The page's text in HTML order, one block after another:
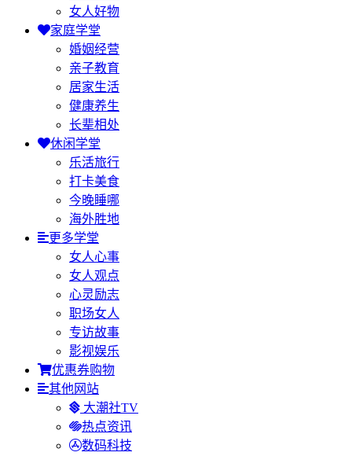
女人好物
家庭学堂
婚姻经营
亲子教育
居家生活
健康养生
长辈相处
休闲学堂
乐活旅行
打卡美食
今晚睡哪
海外胜地
更多学堂
女人心事
女人观点
心灵励志
职场女人
专访故事
影视娱乐
优惠券购物
其他网站
大潮社TV
热点资讯
数码科技